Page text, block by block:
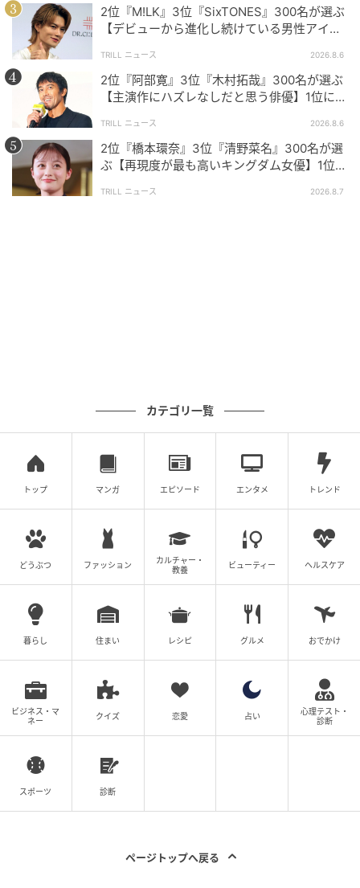
の意見を集計した結果に基づき制作しています。社会
全体の意見を代表、あるいは断定するものではないこ
とを、あらかじめご了承ください。
※記事内の情報は執筆時点の内容です。
※コメントは原文ママ
※本記事は自社で募集したアンケート回答結果をもと
にAIが本文を作成しておりますが、社内確認後公開を
行っています。
調査方法：インターネットサービスによる任意回答
2位『M!LK』3位『SixTONES』300名が選ぶ
【デビューから進化し続けている男性アイド
TRILL ニュース 2026.8.6
2位『阿部寛』3位『木村拓哉』300名が選ぶ
【主演作にハズレなしだと思う俳優】1位に
TRILL ニュース 2026.8.6
2位『橋本環奈』3位『清野菜名』300名が選
ぶ【再現度が最も高いキングダム女優】1位に
TRILL ニュース 2026.8.7
カテゴリ一覧
トップ マンガ エピソード エンタメ トレンド
どうぶつ ファッション
カルチャー・
教養
ビューティー ヘルスケア
暮らし 住まい レシピ グルメ おでかけ
ビジネス・マ
ネー
クイズ 恋愛 占い
心理テスト・
診断
スポーツ 診断
ページトップへ戻る